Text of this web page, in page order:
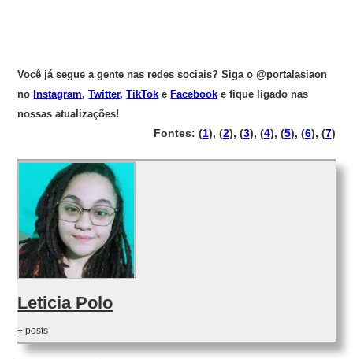
Você já segue a gente nas redes sociais? Siga o @portalasiaon
no Instagram,Twitter,TikTok e Facebook e fique ligado nas
nossas atualizações!
Fontes: (1), (2), (3), (4), (5), (6), (7)
Leticia Polo
+ posts